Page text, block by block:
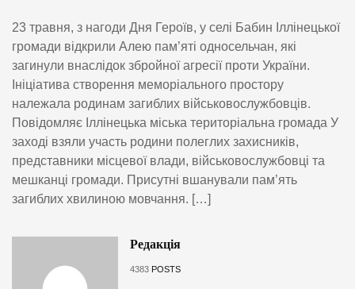
23 травня, з нагоди Дня Героїв, у селі Бабин Іллінецької
громади відкрили Алею пам’яті односельчан, які
загинули внаслідок збройної агресії проти України.
Ініціатива створення меморіального простору
належала родинам загиблих військовослужбовців.
Повідомляє Іллінецька міська територіальна громада У
заході взяли участь родини полеглих захисників,
представники місцевої влади, військовослужбовці та
мешканці громади. Присутні вшанували пам’ять
загиблих хвилиною мовчання. […]
Редакція
4383 POSTS